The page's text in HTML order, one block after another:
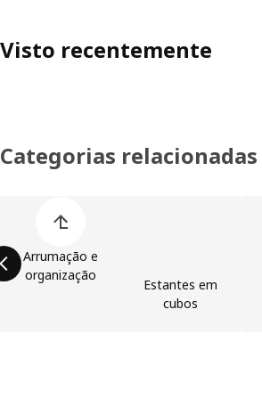
Visto recentemente
Categorias relacionadas
Arrumação e
organização
Estantes em
cubos